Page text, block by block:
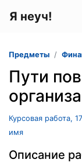
Я неуч!
Предметы
Пути
Курсовая работа,
имя
Описание